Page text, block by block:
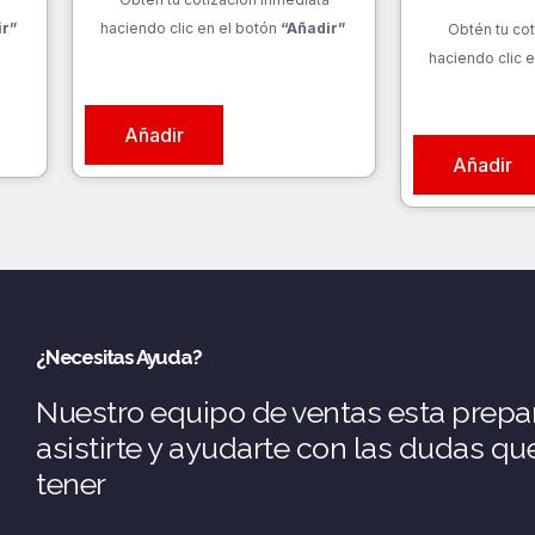
haciendo clic en el botón “Añadir”
Añadir
Obtén tu
haciendo clic
Añadir
¿Necesitas Ayuda?
Nuestro equipo de ventas esta
asistirte y ayudarte con las dudas
tener